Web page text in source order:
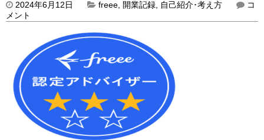
2024年6月12日 freee 開業記録 自己紹介･考え方
コ
メント